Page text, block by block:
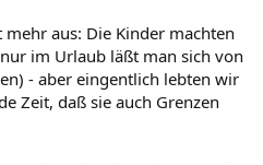
aus: Die Kinder machten
im Urlaub läßt man sich von
- aber eingentlich lebten wir
Zeit, daß sie auch Grenzen